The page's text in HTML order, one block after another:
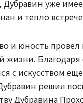
уже
и тепло
и юность
жизни.
с искусством
решил
Дубравина